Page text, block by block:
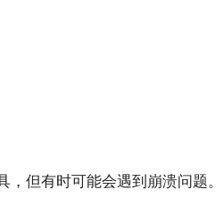
， 但有时可能会遇到崩溃问题。